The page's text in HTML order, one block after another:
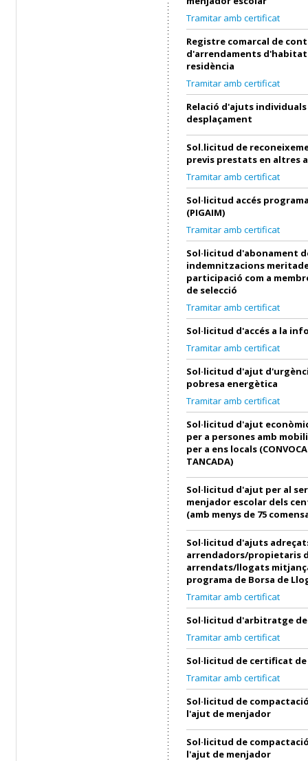
Tramitar amb certificat
Registre comarcal de
d'arrendaments
residència
Tramitar amb certificat
Relació d'ajuts
desplaçament
Sol.licitud de
previs prestats en altres
Tramitar amb certificat
Sol·licitud accés
(PIGAIM)
Tramitar amb certificat
Sol·licitud d'abonament
indemnitzacions
participació com a
de selecció
Tramitar amb certificat
Sol·licitud d'accés a la
Tramitar amb certificat
Sol·licitud d'ajut
pobresa energètica
Tramitar amb certificat
Sol·licitud d'ajut
per a persones amb
per a ens locals
TANCADA)
Sol·licitud d'ajut per al
menjador escolar dels
(amb menys de 75
Sol·licitud d'ajuts
arrendadors/propietaris
arrendats/llogats
programa de Borsa de
Tramitar amb certificat
Sol·licitud d'arbitratge
Tramitar amb certificat
Sol·licitud de certificat
Tramitar amb certificat
Sol·licitud de
l'ajut de menjador
Sol·licitud de
l'ajut de menjador